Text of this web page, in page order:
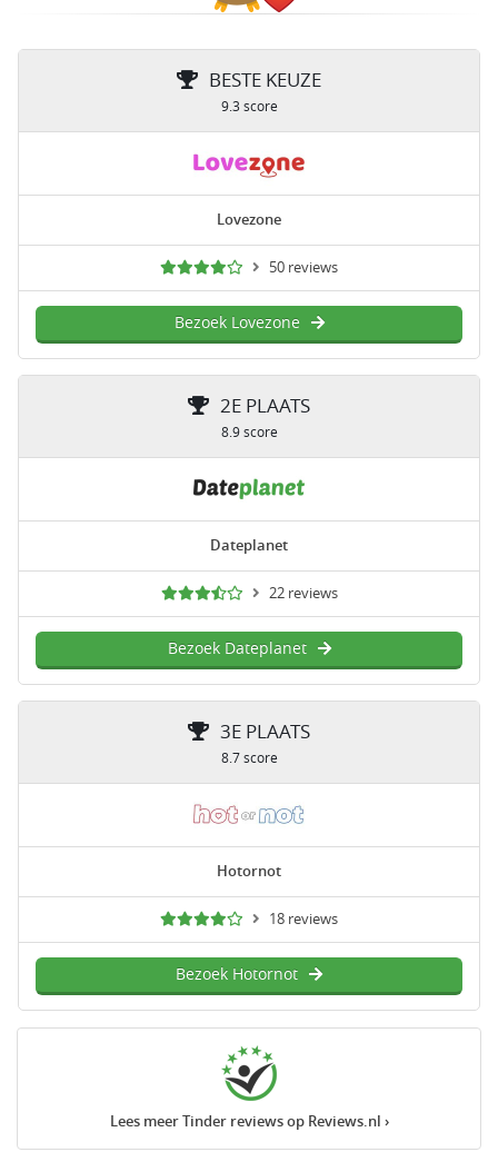
BESTE KEUZE
9.3 score
Lovezone
50 reviews
Bezoek Lovezone
2E PLAATS
8.9 score
Dateplanet
22 reviews
Bezoek Dateplanet
3E PLAATS
8.7 score
Hotornot
18 reviews
Bezoek Hotornot
Lees meer Tinder reviews op Reviews.nl ›